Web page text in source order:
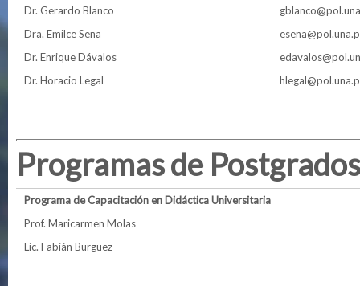
Dr. Gerardo Blanco
Dra. Emilce Sena
Dr. Enrique Dávalos
Dr. Horacio Legal
Programas de Postgrados
Programa de Capacitación en Didáctica Universitaria
Prof. Maricarmen Molas
Lic. Fabián Burguez